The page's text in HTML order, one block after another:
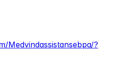
Medvindassistansebpa/?